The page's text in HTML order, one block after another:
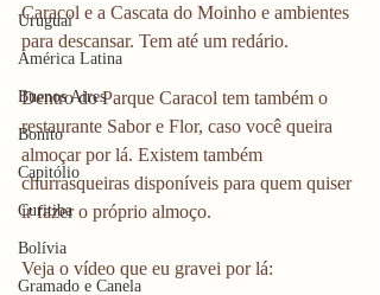
Uruguai
América Latina
Buenos Aires
Bonito
Capitólio
Curitiba
Bolívia
Gramado e Canela
Caracol e a Cascata do Moinho e ambientes
para descansar. Tem até um redário.
Dentro do Parque Caracol tem também o
restaurante Sabor e Flor, caso você queira
almoçar por lá. Existem também
churrasqueiras disponíveis para quem quiser
ir fazer o próprio almoço.
Veja o vídeo que eu gravei por lá: